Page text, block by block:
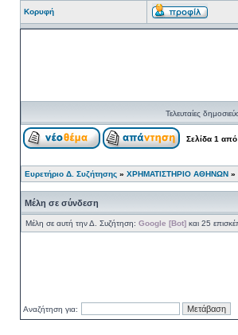
Κορυφή
Τελευταίες
Σελίδα 1 από
Ευρετήριο Δ. Συζήτησης » ΧΡΗΜΑΤΙΣΤΗΡΙΟ ΑΘΗΝΩΝ »
Μέλη σε σύνδεση
Μέλη σε αυτή την Δ. Συζήτηση: Google [Bot] και 25
Αναζήτηση για: